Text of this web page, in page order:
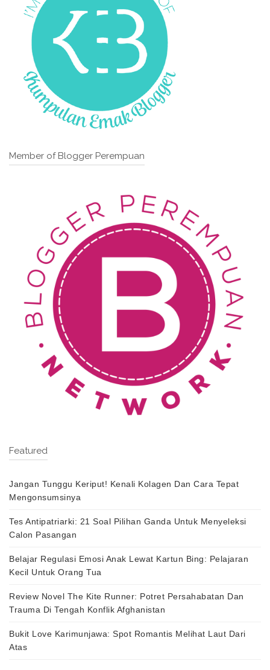
Member of Blogger Perempuan
Featured
Jangan Tunggu Keriput! Kenali Kolagen Dan Cara Tepat
Mengonsumsinya
Tes Antipatriarki: 21 Soal Pilihan Ganda Untuk Menyeleksi
Calon Pasangan
Belajar Regulasi Emosi Anak Lewat Kartun Bing: Pelajaran
Kecil Untuk Orang Tua
Review Novel The Kite Runner: Potret Persahabatan Dan
Trauma Di Tengah Konflik Afghanistan
Bukit Love Karimunjawa: Spot Romantis Melihat Laut Dari
Atas